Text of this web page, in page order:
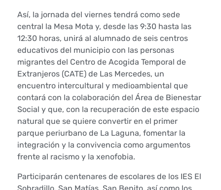
a
d
i
c
i
o
n
a
Así, la jornada del viernes tendrá como sede
central la Mesa Mota y, desde las 9:30 hasta las
12:30 horas, unirá al alumnado de seis centros
educativos del municipio con las personas
migrantes del Centro de Acogida Temporal de
Extranjeros (CATE) de Las Mercedes, un
encuentro intercultural y medioambiental que
contará con la colaboración del Área de Bienestar
Social y que, con la recuperación de este espacio
natural que se quiere convertir en el primer
parque periurbano de La Laguna, fomentar la
integración y la convivencia como argumentos
frente al racismo y la xenofobia.
Participarán centenares de escolares de los IES El
Sobradillo, San Matías, San Benito, así como los